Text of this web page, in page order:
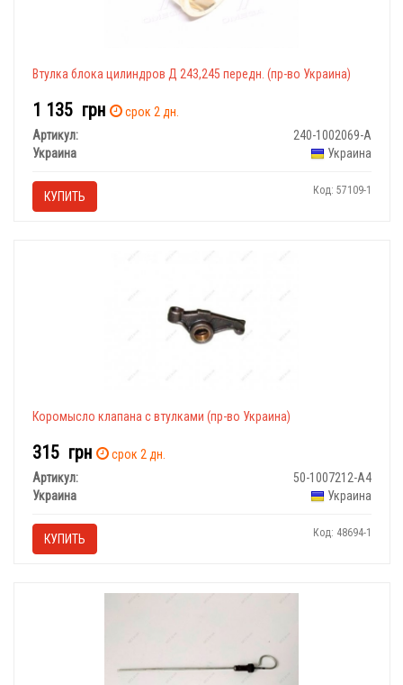
Втулка блока цилиндров Д 243,245 передн. (пр-во Украина)
1 135 грн
срок 2 дн.
Артикул:
240-1002069-А
Украина
Украина
КУПИТЬ Код: 57109-1
Коромысло клапана с втулками (пр-во Украина)
315 грн
срок 2 дн.
Артикул:
50-1007212-А4
Украина
Украина
КУПИТЬ Код: 48694-1